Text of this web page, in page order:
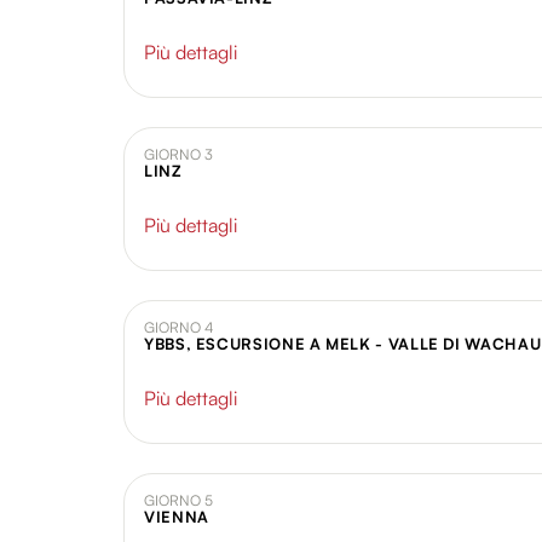
Più dettagli
GIORNO 3
LINZ
Più dettagli
GIORNO 4
YBBS, ESCURSIONE A MELK - VALLE DI
Più dettagli
GIORNO 5
VIENNA